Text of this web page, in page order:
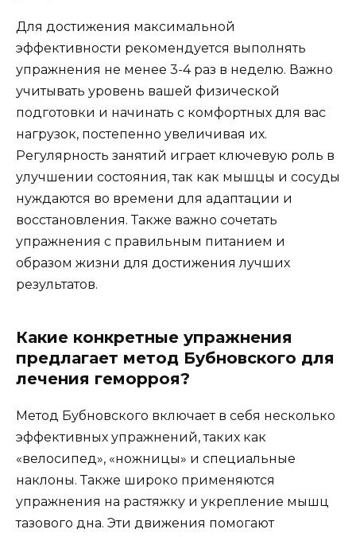
Для достижения максимальной
эффективности рекомендуется выполнять
упражнения не менее 3-4 раз в неделю. Важно
учитывать уровень вашей физической
подготовки и начинать с комфортных для вас
нагрузок, постепенно увеличивая их.
Регулярность занятий играет ключевую роль в
улучшении состояния, так как мышцы и сосуды
нуждаются во времени для адаптации и
восстановления. Также важно сочетать
упражнения с правильным питанием и
образом жизни для достижения лучших
результатов.
Какие конкретные упражнения
предлагает метод Бубновского для
лечения геморроя?
Метод Бубновского включает в себя несколько
эффективных упражнений, таких как
«велосипед», «ножницы» и специальные
наклоны. Также широко применяются
упражнения на растяжку и укрепление мышц
тазового дна. Эти движения помогают